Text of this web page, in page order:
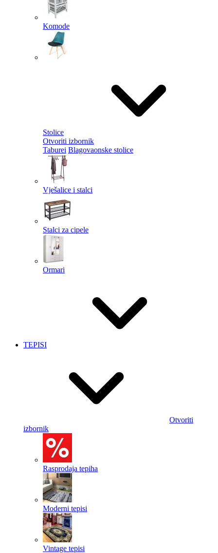
Komode
Stolice
Otvoriti izbornik
Taburei Blagovaonske stolice
Vješalice i stalci
Stalci za cipele
Ormari
TEPISI
Otvoriti
izbornik
Rasprodaja tepiha
Moderni tepisi
Vintage tepisi